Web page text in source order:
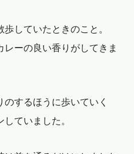
していたときのこと。
ーの良い香りがしてきま
するほうに歩いていく
ていました。